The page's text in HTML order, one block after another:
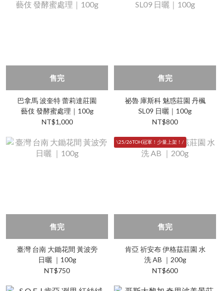
售完
巴拿馬 波奎特 蕾莉達莊園
藝伎 發酵蜜處理｜100g
NT$1,000
售完
祕魯 庫斯科 魅惑莊園 丹楓
SL09 日曬｜100g
NT$800
售完
臺灣 台南 大鋤花間 黃波旁
日曬 ｜100g
NT$750
\25/26TOH冠軍！少量上架！/
售完
肯亞 祈安布 伊格茲莊園 水
洗 AB ｜200g
NT$600